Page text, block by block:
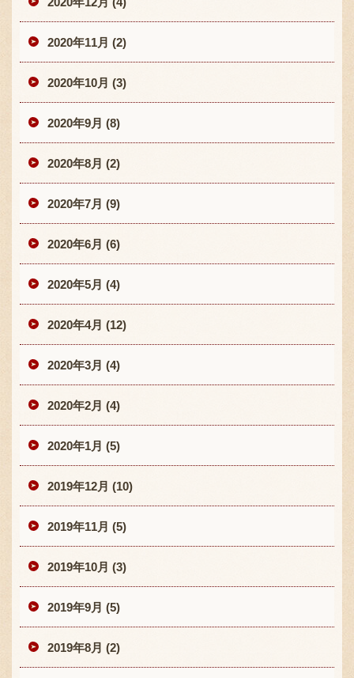
2020年11月 (2)
2020年10月 (3)
2020年9月 (8)
2020年8月 (2)
2020年7月 (9)
2020年6月 (6)
2020年5月 (4)
2020年4月 (12)
2020年3月 (4)
2020年2月 (4)
2020年1月 (5)
2019年12月 (10)
2019年11月 (5)
2019年10月 (3)
2019年9月 (5)
2019年8月 (2)